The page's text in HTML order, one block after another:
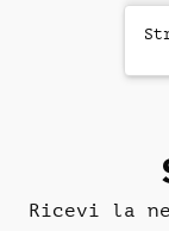
Ricevi la